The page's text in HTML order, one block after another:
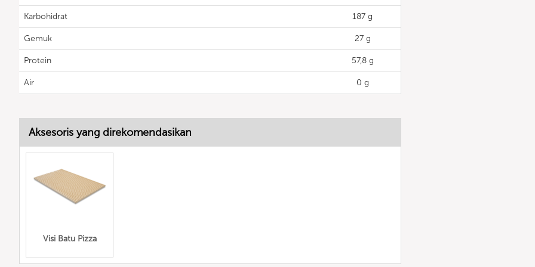
Karbohidrat 187 g
Gemuk 27 g
Protein 57,8 g
Air 0 g
Aksesoris yang direkomendasikan
Visi Batu Pizza